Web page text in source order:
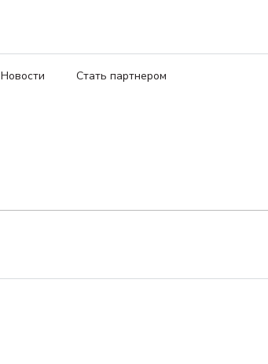
Новости Стать партнером